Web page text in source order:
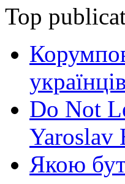
Top
українців
Do Not
Yaroslav
Якою